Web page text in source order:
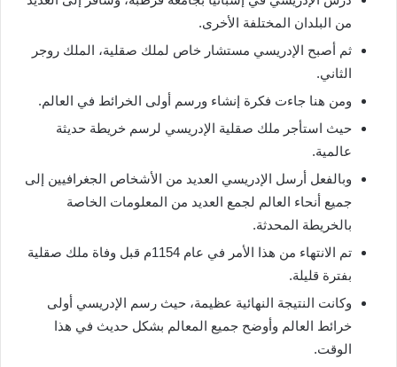
من البلدان المختلفة الأخرى.
ثم أصبح الإدريسي مستشار خاص لملك صقلية، الملك روجر
الثاني.
ومن هنا جاءت فكرة إنشاء ورسم أولى الخرائط في العالم.
حيث استأجر ملك صقلية الإدريسي لرسم خريطة حديثة
عالمية.
وبالفعل أرسل الإدريسي العديد من الأشخاص الجغرافيين إلى
جميع أنحاء العالم لجمع العديد من المعلومات الخاصة
بالخريطة المحدثة.
تم الانتهاء من هذا الأمر في عام 1154م قبل وفاة ملك صقلية
بفترة قليلة.
وكانت النتيجة النهائية عظيمة، حيث رسم الإدريسي أولى
خرائط العالم وأوضح جميع المعالم بشكل حديث في هذا
الوقت.